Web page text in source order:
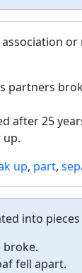
or
partners
after 25
up.
up, part,
into
broke.
fell apart.